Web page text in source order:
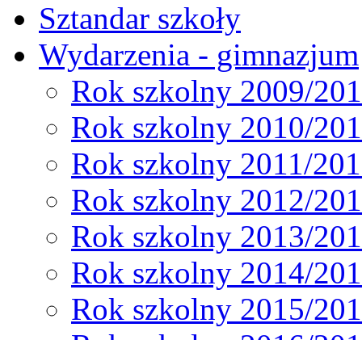
Sztandar szkoły
Wydarzenia - gimnazjum
Rok szkolny 2009/
Rok szkolny 2010/
Rok szkolny 2011/
Rok szkolny 2012/
Rok szkolny 2013/
Rok szkolny 2014/
Rok szkolny 2015/